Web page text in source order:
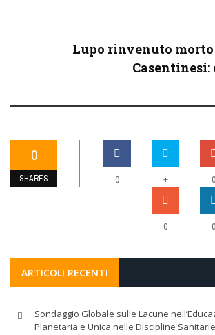
Lupo rinvenuto
Casentinesi:
0
SHARES 0 + 0
0 0
ARTICOLI RECENTI
Sondaggio Globale sulle Lacune
Planetaria e Unica nelle Discipline Sanitarie